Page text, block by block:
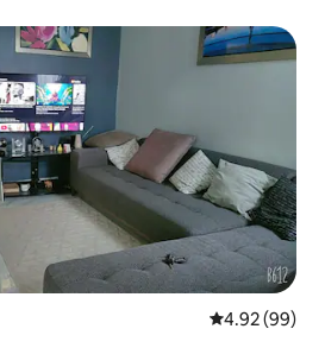
從 99 則評價
4.92 (99)